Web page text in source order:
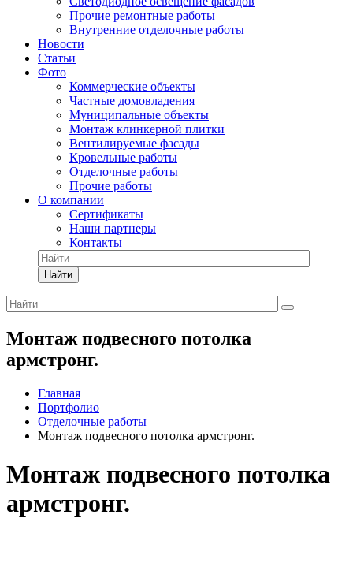
Прочие ремонтные работы
Внутренние отделочные работы
Новости
Статьи
Фото
Коммерческие объекты
Частные домовладения
Муниципальные объекты
Монтаж клинкерной плитки
Вентилируемые фасады
Кровельные работы
Отделочные работы
Прочие работы
О компании
Сертификаты
Наши партнеры
Контакты
Найти
Монтаж подвесного потолка
армстронг.
Главная
Портфолио
Отделочные работы
Монтаж подвесного потолка армстронг.
Монтаж подвесного потолка
армстронг.